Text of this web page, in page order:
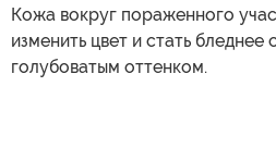
Кожа вокруг пораженного
изменить цвет и стать
голубоватым оттенком.